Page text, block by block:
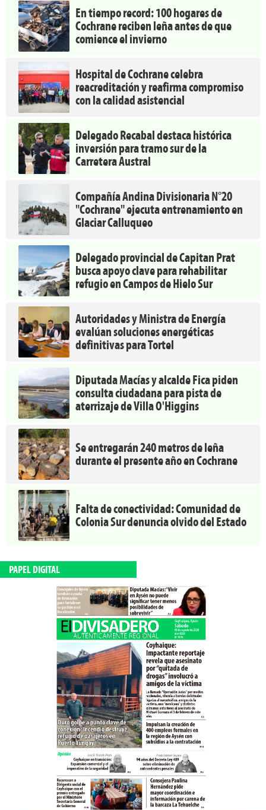
En tiempo record: 100 hogares de
Cochrane reciben leña antes de que
comience el invierno
Hospital de Cochrane celebra
reacreditación y reafirma compromiso
con la calidad asistencial
Delegado Recabal destaca histórica
inversión para tramo sur de la
Carretera Austral
Compañía Andina Divisionaria N°20
"Cochrane" ejecuta entrenamiento en
Glaciar Calluqueo
Delegado provincial de Capitan Prat
busca apoyo clave para rehabilitar
refugio en Campos de Hielo Sur
Autoridades y Ministra de Energía
evalúan soluciones energéticas
definitivas para Tortel
Diputada Macías y alcalde Fica piden
consulta ciudadana para pista de
aterrizaje de Villa O'Higgins
Se entregarán 240 metros de leña
durante el presente año en Cochrane
Falta de conectividad: Comunidad de
Colonia Sur denuncia olvido del Estado
PAPEL DIGITAL